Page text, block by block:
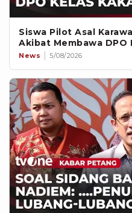
Siswa Pilot Asal
Akibat Membawa DPO
News 5/08/2026